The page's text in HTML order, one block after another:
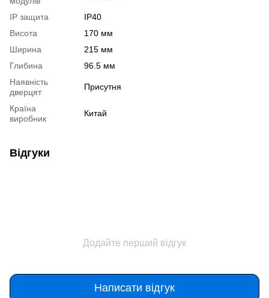
IP защита
IP40
Висота
170 мм
Ширина
215 мм
Глибина
96.5 мм
Наявність
дверцят
Присутня
Країна
виробник
Китай
Відгуки
Додайте перший відгук
Написати відгук